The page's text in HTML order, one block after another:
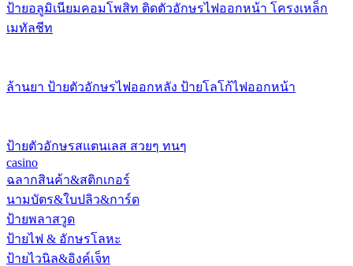
ป้ายอลูมิเนียมคอมโพสิท ติดตัวอักษรไฟออกหน้า โครงเหล็ก
เมทัลชีท
ล้านยา ป้ายตัวอักษรไฟออกหลัง ป้ายโลโก้ไฟออกหน้า
ป้ายตัวอักษรสแตนเลส สวยๆ ทนๆ
casino
ฉลากสินค้า&สติกเกอร์
นามบัตร&ใบปลิว&การ์ด
ป้ายพลาสวูด
ป้ายไฟ & อักษรโลหะ
ป้ายไวนิล&อิงค์เจ็ท